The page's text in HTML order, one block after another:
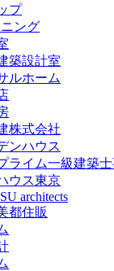
プ
ング
築設計室
ルホーム
株式会社
ンハウス
ライム一級建築
ウス東京
architects
都住販